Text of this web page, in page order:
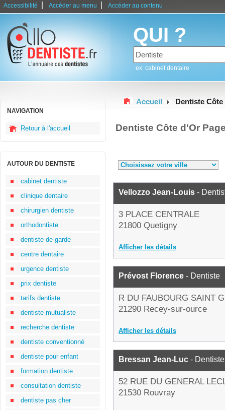
Accessibilité Accéder au menu Accéder au contenu
QUI ?
ex: cabinet dentaire
NAVIGATION
Retour à l'accueil
AUTOUR DU DENTISTE
cabinet dentiste
clinique dentaire
chirurgien dentiste
orthodontiste
dentiste de garde
centre dentaire
urgence dentiste
prix dentiste
tarifs dentiste
dentiste mutualiste
recherche dentiste
dentiste conventionné
dentiste pour enfant
formation dentiste
consultation dentiste
dentiste pas cher
Accueil Dentiste
Dentiste Côte d'Or
Vellozzo Jean-Louis -
3 PLACE CENTRALE
21800 Quetigny
Afficher les détails
Prévost Florence - Dentiste
R DU FAUBOURG SAINT
21290 Recey-sur-ource
Afficher les détails
Bressan Jean-Luc - Dentiste
52 RUE DU GENERAL
21530 Rouvray